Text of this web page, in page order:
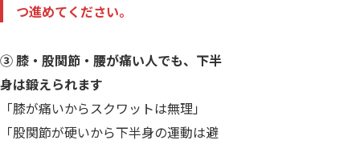
つ進めてください。
③ 膝・股関節・腰が痛い人でも、下半
身は鍛えられます
「膝が痛いからスクワットは無理」
「股関節が硬いから下半身の運動は避